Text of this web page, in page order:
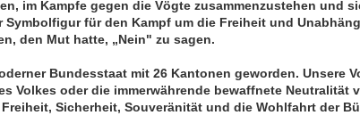
im Kampfe gegen die Vögte zusammenzustehen und
für den Kampf um die Freiheit und
den Mut hatte, „Nein" zu sagen.
Bundesstaat mit 26 Kantonen geworden. Unsere
Volkes oder die immerwährende bewaffnete Neutralität
Sicherheit, Souveränität und die Wohlfahrt der